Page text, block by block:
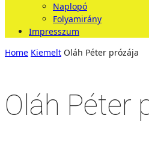
Naplopó
Folyamirány
Impresszum
Home Kiemelt Oláh Péter prózája
Oláh Péter